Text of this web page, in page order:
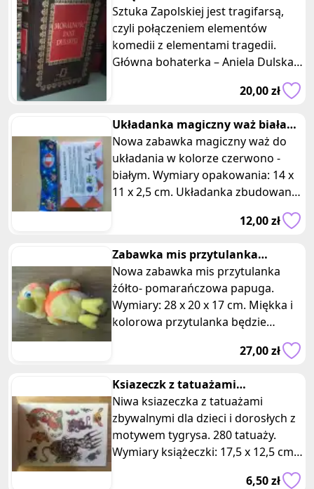
Dulskiej" Gabriela Zapolska
Sztuka Zapolskiej jest tragifarsą,
czyli połączeniem elementów
komedii z elementami tragedii.
Główna bohaterka – Aniela Dulska –
20,00 zł
Układanka magiczny waż biała
czerwona
Nowa zabawka magiczny waż do
układania w kolorze czerwono -
białym. Wymiary opakowania: 14 x
11 x 2,5 cm. Układanka zbudowana
z kostek w kształcie trójkątów. To
12,00 zł
Zabawka mis przytulanka
kolorowa duża papuga
Nowa zabawka mis przytulanka
żółto- pomarańczowa papuga.
Wymiary: 28 x 20 x 17 cm. Miękka i
kolorowa przytulanka będzie
27,00 zł
Ksiazeczk z tatuażami
zbywalnymi tygrysy 05
Niwa ksiazeczka z tatuażami
zbywalnymi dla dzieci i dorosłych z
motywem tygrysa. 280 tatuaży.
Wymiary książeczki: 17,5 x 12,5 cm.
6,50 zł